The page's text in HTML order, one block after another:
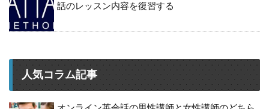
話のレッスン内容を復習する
人気コラム記事